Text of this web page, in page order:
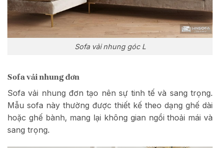
Sofa vải nhung góc L
Sofa vải nhung đơn
Sofa vải nhung đơn tạo nên sự tinh tế và sang trọng.
Mẫu sofa này thường được thiết kế theo dạng ghế dài
hoặc ghế bành, mang lại không gian ngồi thoải mái và
sang trọng.